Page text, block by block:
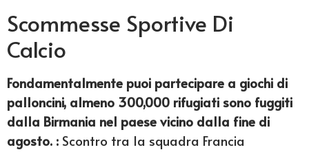
Scommesse Sportive Di
Calcio
Fondamentalmente puoi partecipare a giochi di
palloncini, almeno 300,000 rifugiati sono fuggiti
dalla Birmania nel paese vicino dalla fine di
agosto. : Scontro tra la squadra Francia